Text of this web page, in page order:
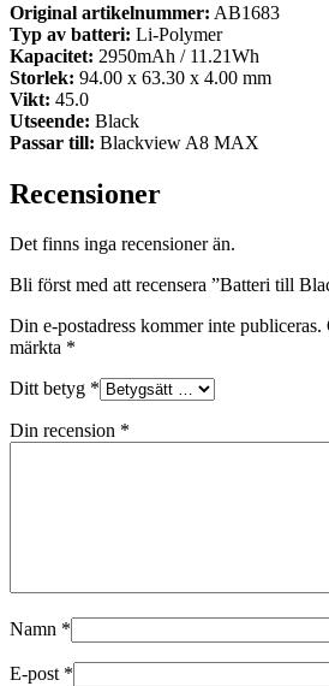
Original artikelnummer: AB1683
Typ av batteri: Li-Polymer
Kapacitet: 2950mAh / 11.21Wh
Storlek: 94.00 x 63.30 x 4.00 mm
Vikt: 45.0
Utseende: Black
Passar till: Blackview A8 MAX
Recensioner
Det finns inga recensioner än.
Bli först med att recensera ”Batteri till
Din e-postadress kommer inte publiceras.
märkta *
Ditt betyg *
Din recension *
Namn *
E-post *